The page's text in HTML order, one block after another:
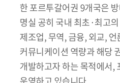
한 포르투갈어권 9개국은
명실 공히 국내 최초·최고
제조업, 무역, 금융, 외교,
커뮤니케이션 역량과 해당
개발하고자 하는 목적에서,